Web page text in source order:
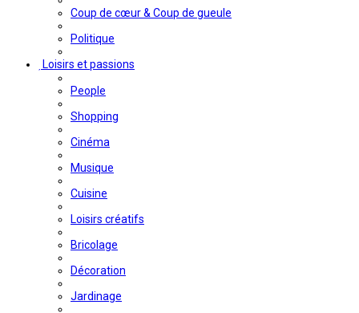
Coup de cœur & Coup de gueule
Politique
Loisirs et passions
People
Shopping
Cinéma
Musique
Cuisine
Loisirs créatifs
Bricolage
Décoration
Jardinage